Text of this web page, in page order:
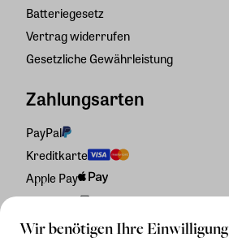
Wir benötigen Ihre Einwilligung
Batteriegesetz
Vertrag widerrufen
Gesetzliche Gewährleistung
Zahlungsarten
PayPal
Kreditkarte
Apple Pay
Rechnung